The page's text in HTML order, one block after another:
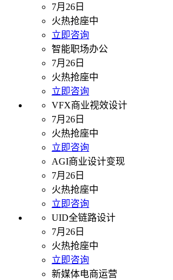
7月26日
火热抢座中
立即咨询
智能职场办公
7月26日
火热抢座中
立即咨询
VFX商业视效设计
7月26日
火热抢座中
立即咨询
AGI商业设计变现
7月26日
火热抢座中
立即咨询
UID全链路设计
7月26日
火热抢座中
立即咨询
新媒体电商运营